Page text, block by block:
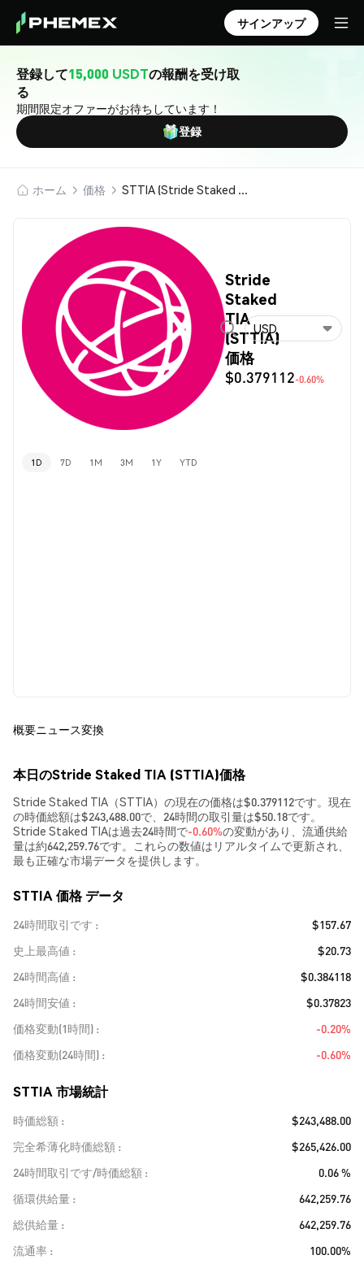
サインアップ
登録して15,000 USDTの報酬を受け取
る
期間限定オファーがお待ちしています！
登録
ホーム 価格 STTIA (Stride Staked TIA)
Stride
Staked
TIA
(STTIA)
価格
$0.379112-0.60%
USD
1D 7D 1M 3M 1Y YTD
概要ニュース変換
本日のStride Staked TIA (STTIA)価格
Stride Staked TIA（STTIA）の現在の価格は$0.379112です。現在
の時価総額は$243,488.00で、24時間の取引量は$50.18です。
Stride Staked TIAは過去24時間で-0.60%の変動があり、流通供給
量は約642,259.76です。これらの数値はリアルタイムで更新され、
最も正確な市場データを提供します。
STTIA 価格 データ
24時間取引です
$157.67
史上最高値
$20.73
24時間高値
$0.384118
24時間安値
$0.37823
価格変動(1時間)
-0.20%
価格変動(24時間)
-0.60%
STTIA 市場統計
時価総額
$243,488.00
完全希薄化時価総額
$265,426.00
24時間取引です/時価総額
0.06 %
循環供給量
642,259.76
総供給量
642,259.76
流通率
100.00%